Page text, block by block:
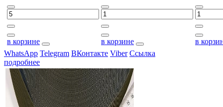
в корзине в корзине
в
WhatsApp Telegram ВКонтакте Viber Ссылка
подробнее